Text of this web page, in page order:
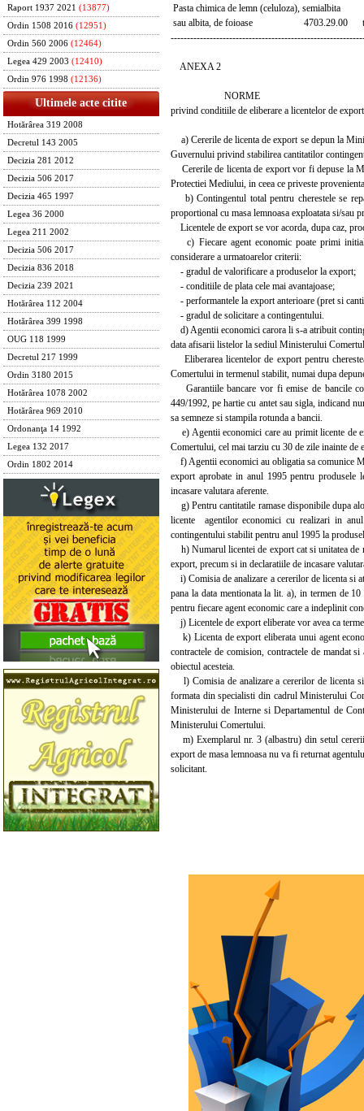
Raport 1937 2021 (13877)
Ordin 1508 2016 (12951)
Ordin 560 2006 (12464)
Legea 429 2003 (12410)
Ordin 976 1998 (12136)
Ultimele acte citite
Hotărârea 319 2008
Decretul 143 2005
Decizia 281 2012
Decizia 506 2017
Decizia 465 1997
Legea 36 2000
Legea 211 2002
Decizia 506 2017
Decizia 836 2018
Decizia 239 2021
Hotărârea 112 2004
Hotărârea 399 1998
OUG 118 1999
Decretul 217 1999
Ordin 3180 2015
Hotărârea 1078 2002
Hotărârea 969 2010
Ordonanţa 14 1992
Legea 132 2017
Ordin 1802 2014
Pasta chimica de lemn (celuloza), semialbita
sau albita, de foioase 4703.29.00
ANEXA 2
NORME
privind conditiile de eliberare a licentelor de
a) Cererile de licenta de export se depun la
Guvernului privind stabilirea cantitatilor
Cererile de licenta de export vor fi depuse la
Protectiei Mediului, in ceea ce priveste
b) Contingentul total pentru cherestele se
proportional cu masa lemnoasa exploatata si/sau
Licentele de export se vor acorda, dupa caz,
c) Fiecare agent economic poate primi
considerare a urmatoarelor criterii:
- gradul de valorificare a produselor la export;
- conditiile de plata cele mai avantajoase;
- performantele la export anterioare (pret si
- gradul de solicitare a contingentului.
d) Agentii economici carora li s-a atribuit
data afisarii listelor la sediul Ministerului
Eliberarea licentelor de export pentru
Comertului in termenul stabilit, numai dupa
Garantiile bancare vor fi emise de bancile
449/1992, pe hartie cu antet sau sigla, indicand
sa semneze si stampila rotunda a bancii.
e) Agentii economici care au primit licente de
Comertului, cel mai tarziu cu 30 de zile inainte de
f) Agentii economici au obligatia sa comunice
export aprobate in anul 1995 pentru produsele
incasare valutara aferente.
g) Pentru cantitatile ramase disponibile dupa
licente agentilor economici cu realizari in
contingentului stabilit pentru anul 1995 la
h) Numarul licentei de export cat si unitatea de
export, precum si in declaratiile de incasare
i) Comisia de analizare a cererilor de licenta si
pana la data mentionata la lit. a), in termen de
pentru fiecare agent economic care a indeplinit
j) Licentele de export eliberate vor avea ca
k) Licenta de export eliberata unui agent
contractele de comision, contractele de mandat
obiectul acesteia.
l) Comisia de analizare a cererilor de licenta
formata din specialisti din cadrul Ministerului
Ministerului de Interne si Departamentul de
Ministerului Comertului.
m) Exemplarul nr. 3 (albastru) din setul cererii
export de masa lemnoasa nu va fi returnat
solicitant.